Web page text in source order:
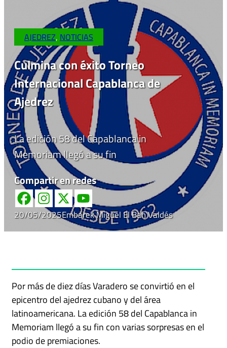
AJEDREZ, NOTICIAS
Culmina con éxito Torneo
Internacional Capablanca de
Ajedrez
La edición 58 del Capablanca in
Memoriam llegó a su fin
Compartir en redes
20/05/2025Embarek Miguel El Bah Valdés
Por más de diez días Varadero se convirtió en el
epicentro del ajedrez cubano y del área
latinoamericana. La edición 58 del Capablanca in
Memoriam llegó a su fin con varias sorpresas en el
podio de premiaciones.